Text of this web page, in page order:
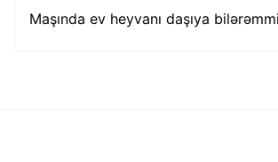
Maşında ev heyvanı daşıya